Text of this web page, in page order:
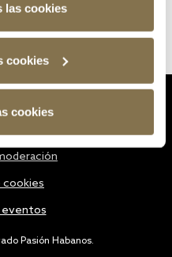
las cookies
cookies
cookies
Pasión Habanos.
cookies
eventos